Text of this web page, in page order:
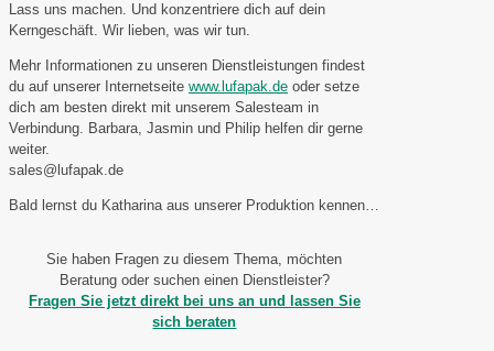
Lass uns machen. Und konzentriere dich auf dein
Kerngeschäft. Wir lieben, was wir tun.
Mehr Informationen zu unseren Dienstleistungen findest
du auf unserer Internetseite www.lufapak.de oder setze
dich am besten direkt mit unserem Salesteam in
Verbindung. Barbara, Jasmin und Philip helfen dir gerne
weiter.
sales@lufapak.de
Bald lernst du Katharina aus unserer Produktion kennen…
Sie haben Fragen zu diesem Thema, möchten
Beratung oder suchen einen Dienstleister?
Fragen Sie jetzt direkt bei uns an und lassen Sie
sich beraten